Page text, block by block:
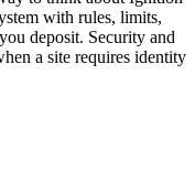
with rules, limits,
deposit. Security and
a site requires identity